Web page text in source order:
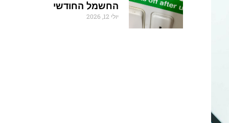
החשמל החודשי
יולי 12, 2026